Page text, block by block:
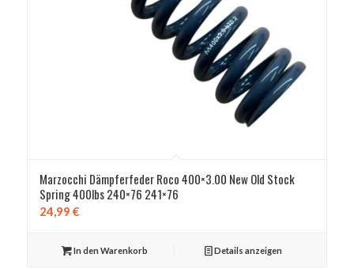
Marzocchi Dämpferfeder Roco 400×3.00 New Old Stock
Spring 400lbs 240×76 241×76
24,99 €
In den Warenkorb Details anzeigen